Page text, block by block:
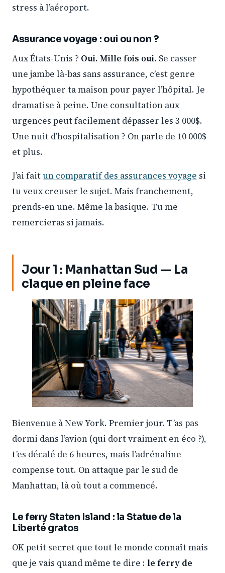
stress à l’aéroport.
Assurance voyage : oui ou non ?
Aux États-Unis ? Oui. Mille fois oui. Se casser
une jambe là-bas sans assurance, c’est genre
hypothéquer ta maison pour payer l’hôpital. Je
dramatise à peine. Une consultation aux
urgences peut facilement dépasser les 3 000$.
Une nuit d’hospitalisation ? On parle de 10 000$
et plus.
J’ai faitun comparatif des assurances voyage si
tu veux creuser le sujet. Mais franchement,
prends-en une. Même la basique. Tu me
remercieras si jamais.
Jour 1 : Manhattan Sud — La
claque en pleine face
Bienvenue à New York. Premier jour. T’as pas
dormi dans l’avion (qui dort vraiment en éco ?),
t’es décalé de 6 heures, mais l’adrénaline
compense tout. On attaque par le sud de
Manhattan, là où tout a commencé.
Le ferry Staten Island : la Statue de la
Liberté gratos
OK petit secret que tout le monde connaît mais
que je vais quand même te dire : le ferry de